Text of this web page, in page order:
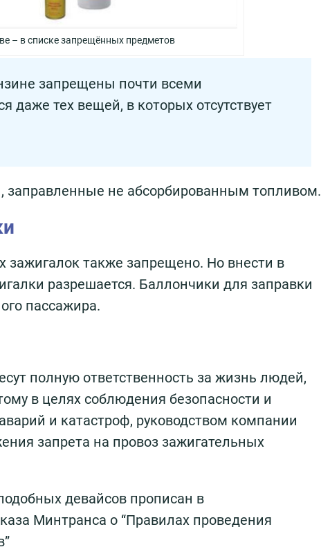
– в списке запрещённых предметов
запрещены почти всеми
даже тех вещей, в которых отсутствует
заправленные не абсорбированным топливом.
зажигалок также запрещено. Но внести в
разрешается. Баллончики для заправки
пассажира.
полную ответственность за жизнь людей,
в целях соблюдения безопасности и
и катастроф, руководством компании
запрета на провоз зажигательных
девайсов прописан в
Минтранса о “Правилах проведения